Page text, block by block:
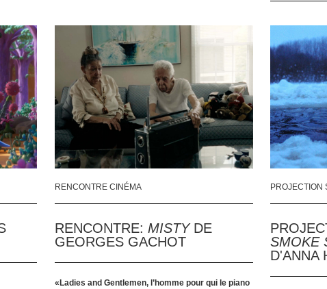
RENCONTRE CINÉMA
RENCONTRE: MISTYDE
GEORGES GACHOT
«Ladies and Gentlemen, l’homme pour qui le piano
PROJECTION
SMOKE
D'ANNA